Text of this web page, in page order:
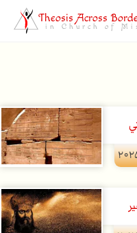
Theosis Across
in Church of